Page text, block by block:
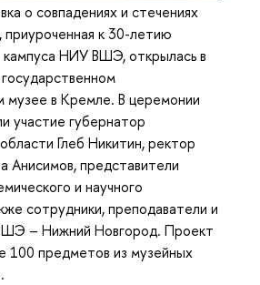
о совпадениях и стечениях
приуроченная к 30-летию
кампуса НИУ ВШЭ, открылась в
музее в Кремле. В церемонии
участие губернатор
Глеб Никитин, ректор
представители
и научного
сотрудники, преподаватели и
– Нижний Новгород. Проект
100 предметов из музейных